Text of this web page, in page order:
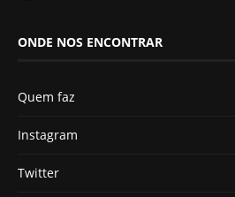
ONDE NOS ENCONTRAR
Quem faz
Instagram
Twitter